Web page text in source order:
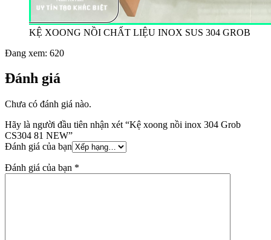
KỆ XOONG NỒI CHẤT LIỆU INOX SUS 304 GROB
Đang xem: 620
Đánh giá
Chưa có đánh giá nào.
Hãy là người đầu tiên nhận xét “Kệ xoong nồi inox 304 Grob
CS304 81 NEW”
Đánh giá của bạn
Đánh giá của bạn *